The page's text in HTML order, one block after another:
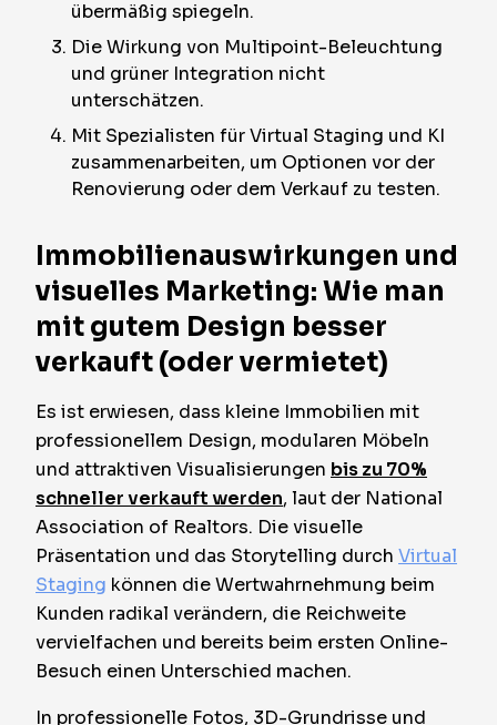
übermäßig spiegeln.
Die Wirkung von Multipoint-Beleuchtung
und grüner Integration nicht
unterschätzen.
Mit Spezialisten für Virtual Staging und KI
zusammenarbeiten, um Optionen vor der
Renovierung oder dem Verkauf zu testen.
Immobilienauswirkungen und
visuelles Marketing: Wie man
mit gutem Design besser
verkauft (oder vermietet)
Es ist erwiesen, dass kleine Immobilien mit
professionellem Design, modularen Möbeln
und attraktiven Visualisierungen bis zu 70%
schneller verkauft werden, laut der National
Association of Realtors. Die visuelle
Präsentation und das Storytelling durch Virtual
Staging können die Wertwahrnehmung beim
Kunden radikal verändern, die Reichweite
vervielfachen und bereits beim ersten Online-
Besuch einen Unterschied machen.
In professionelle Fotos, 3D-Grundrisse und